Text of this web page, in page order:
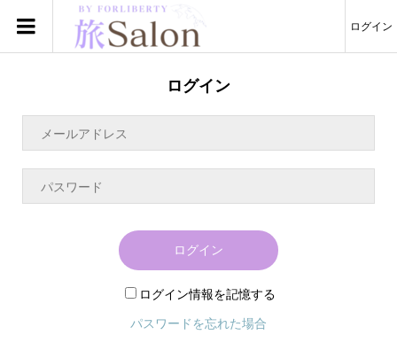
ログイン
ログイン
ログイン
ログイン情報を記憶する
パスワードを忘れた場合